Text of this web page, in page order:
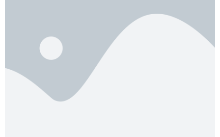
DECISÕES JUDICIAIS